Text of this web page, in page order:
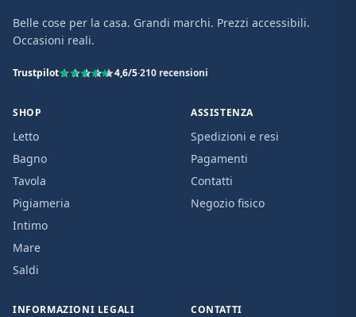
Belle cose per la casa. Grandi marchi. Prezzi accessibili.
Occasioni reali.
Trustpilot 4,6/5·210 recensioni
SHOP
Letto
Bagno
Tavola
Pigiameria
Intimo
Mare
Saldi
ASSISTENZA
Spedizioni e resi
Pagamenti
Contatti
Negozio fisico
INFORMAZIONI LEGALI CONTATTI